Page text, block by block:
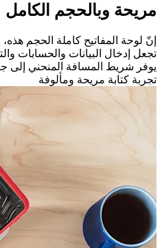
مريحة وبالحجم الكامل
إنّ لوحة المفاتيح كاملة الحجم
تجعل إدخال البيانات والحسابات
يوفر شريط المسافة المنحني إلى
تجربة كتابة مريحة ومألوفة